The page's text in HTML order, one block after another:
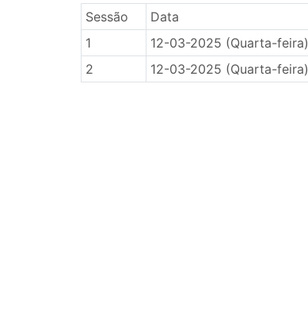
Sessão
Data
1
12-03-2025 (Quarta-feira)
2
12-03-2025 (Quarta-feira)